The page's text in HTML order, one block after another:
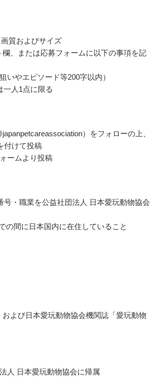
質およびサイズ
、または応募フォームに以下の事項を記
いやエピソード等200字以内）
人1点に限る
）をフォローの上、
付けて投稿
ームより投稿
・職業を公益社団法人 日本愛玩動物協会
の間に日本国内に在住していること
よび日本愛玩動物協会機関誌「愛玩動物
人 日本愛玩動物協会に帰属